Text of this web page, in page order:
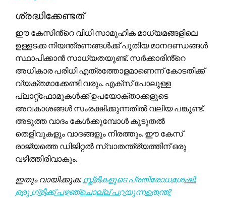
ശ്രദ്ധിക്കേണ്ടത്
ഈ കേസിൻ്റെ വിധി സാമൂഹിക മാധ്യമങ്ങളിലെ
ഉള്ളടക്ക നിയന്ത്രണങ്ങൾക്ക് പുതിയ മാനദണ്ഡങ്ങൾ
സ്ഥാപിക്കാൻ സാധ്യതയുണ്ട്. സർക്കാരിൻ്റെ
അധികാര പരിധി എത്രത്തോളമാണെന്ന് കോടതിക്ക്
വ്യക്തമാക്കേണ്ടി വരും. എക്സ് പോലുള്ള
പ്ലാറ്റ്‌ഫോമുകൾക്ക് ഉപയോക്താക്കളുടെ
അവകാശങ്ങൾ സംരക്ഷിക്കുന്നതിൽ വലിയ പങ്കുണ്ട്.
അടുത്ത വാദം കേൾക്കുമ്പോൾ കൂടുതൽ
തെളിവുകളും വാദങ്ങളും നിരത്തും. ഈ കേസ്
രാജ്യത്തെ ഡിജിറ്റൽ സ്വാതന്ത്ര്യത്തിന് ഒരു
വഴിത്തിരിവാകും.
ഇതും വായിക്കുക: സ്ത്രീകളുടെ പ്രതിരോധശേഷി:
ഒരു ഗ്രീക്ക് പഴഞ്ചൊല്ല് പറയുന്നതെന്ത്?